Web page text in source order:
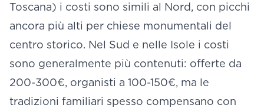
Toscana) i costi sono simili al Nord, con picchi
ancora più alti per chiese monumentali del
centro storico. Nel Sud e nelle Isole i costi
sono generalmente più contenuti: offerte da
200-300€, organisti a 100-150€, ma le
tradizioni familiari spesso compensano con